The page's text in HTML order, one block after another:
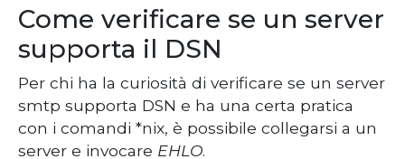
Come verificare se un server
supporta il DSN
Per chi ha la curiosità di verificare se un server
smtp supporta DSN e ha una certa pratica
con i comandi *nix, è possibile collegarsi a un
server e invocare EHLO.